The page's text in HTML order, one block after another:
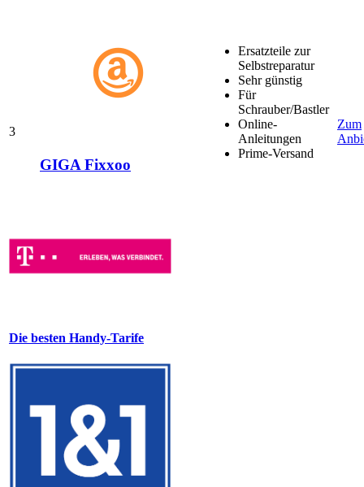
3
GIGA Fixxoo
Ersatzteile zur
Selbstreparatur
Sehr günstig
Für
Schrauber/Bastler
Online-
Anleitungen
Prime-Versand
Zum
Die besten Handy-Tarife